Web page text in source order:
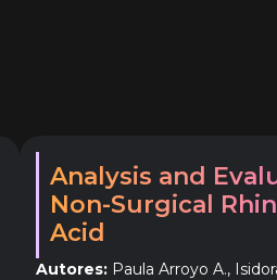
Analysis and
Non-Surgical
Acid
Autores: Paula Arroyo A.,